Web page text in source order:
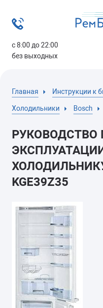
с 8:00 до 22:00
без выходных
Главная Инструкции к
Холодильники Bosch
РУКОВОДСТВО
ХОЛОДИЛЬНИКУ
KGE39Z35